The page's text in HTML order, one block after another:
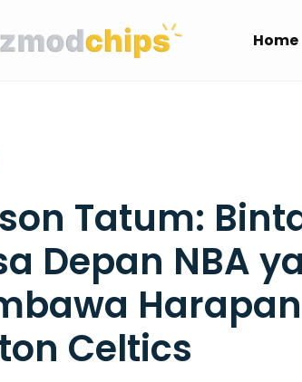
Home
Tatum:
Depan NBA
Celtics